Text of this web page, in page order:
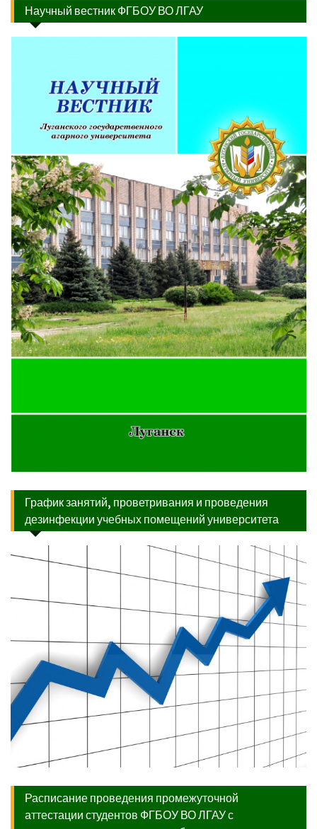
Научный вестник ФГБОУ ВО ЛГАУ
График занятий, проветривания и проведения
дезинфекции учебных помещений университета
Расписание проведения промежуточной
аттестации студентов ФГБОУ ВО ЛГАУ с